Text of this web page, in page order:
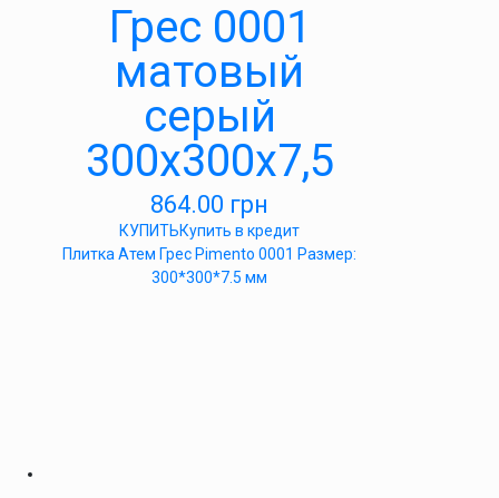
Грес 0001
матовый
серый
300х300х7,5
864.00 грн
КУПИТЬКупить в кредит
Плитка Атем Грес Pimento 0001 Размер:
300*300*7.5 мм